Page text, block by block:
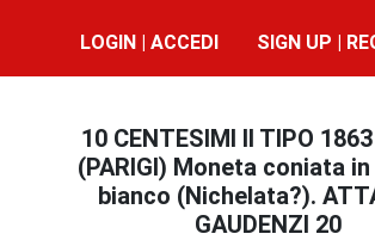
LOGIN | ACCEDI SIGN UP |
10 CENTESIMI II TIPO
(PARIGI) Moneta coniata
bianco (Nichelata?).
GAUDENZI 20